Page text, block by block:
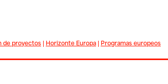
de proyectos| Horizonte Europa| Programas europeos